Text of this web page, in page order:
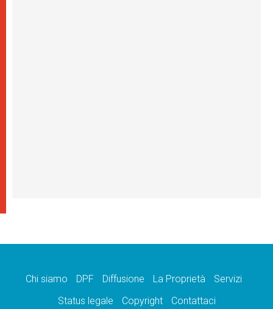
Chi siamo DPF Diffusione La Proprietà
Servizi
Status legale
Copyright Contattaci